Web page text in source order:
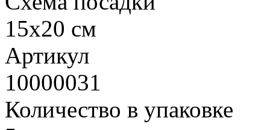
15х20 см
Артикул
10000031
Количество в упаковке